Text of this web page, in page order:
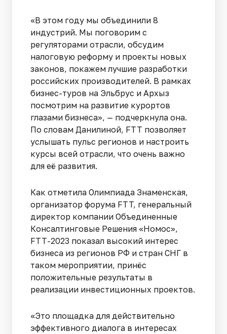
«В этом году мы объединили 8
индустрий. Мы поговорим с
регуляторами отрасли, обсудим
налоговую реформу и проекты новых
законов, покажем лучшие разработки
российских производителей. В рамках
бизнес-туров на Эльбрус и Архыз
посмотрим на развитие курортов
глазами бизнеса», — подчеркнула она.
По словам Данилиной, FTT позволяет
услышать пульс регионов и настроить
курсы всей отрасли, что очень важно
для её развития.
Как отметила Олимпиада Знаменская,
организатор форума FTT, генеральный
директор компании Объединенные
Консалтинговые Решения «Номос»,
FTT-2023 показал высокий интерес
бизнеса из регионов РФ и стран СНГ в
таком мероприятии, принёс
положительные результаты в
реализации инвестиционных проектов.
«Это площадка для действительно
эффективного диалога в интересах